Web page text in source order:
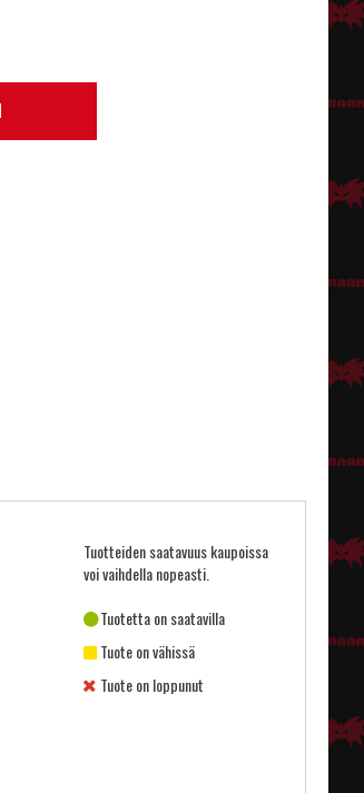
Tuotteiden saatavuus kaupoissa
voi vaihdella nopeasti.
Tuotetta on saatavilla
Tuote on vähissä
Tuote on loppunut